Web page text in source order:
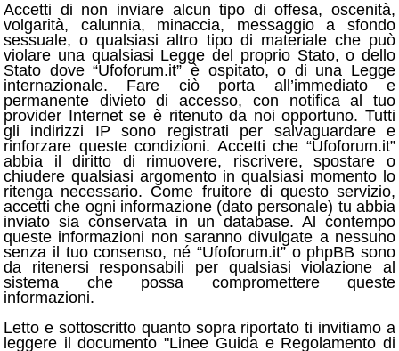
Accetti di non inviare alcun tipo di offesa, oscenità,
volgarità, calunnia, minaccia, messaggio a sfondo
sessuale, o qualsiasi altro tipo di materiale che può
violare una qualsiasi Legge del proprio Stato, o dello
Stato dove “Ufoforum.it” è ospitato, o di una Legge
internazionale. Fare ciò porta all’immediato e
permanente divieto di accesso, con notifica al tuo
provider Internet se è ritenuto da noi opportuno. Tutti
gli indirizzi IP sono registrati per salvaguardare e
rinforzare queste condizioni. Accetti che “Ufoforum.it”
abbia il diritto di rimuovere, riscrivere, spostare o
chiudere qualsiasi argomento in qualsiasi momento lo
ritenga necessario. Come fruitore di questo servizio,
accetti che ogni informazione (dato personale) tu abbia
inviato sia conservata in un database. Al contempo
queste informazioni non saranno divulgate a nessuno
senza il tuo consenso, né “Ufoforum.it” o phpBB sono
da ritenersi responsabili per qualsiasi violazione al
sistema che possa compromettere queste
informazioni.
Letto e sottoscritto quanto sopra riportato ti invitiamo a
leggere il documento "Linee Guida e Regolamento di